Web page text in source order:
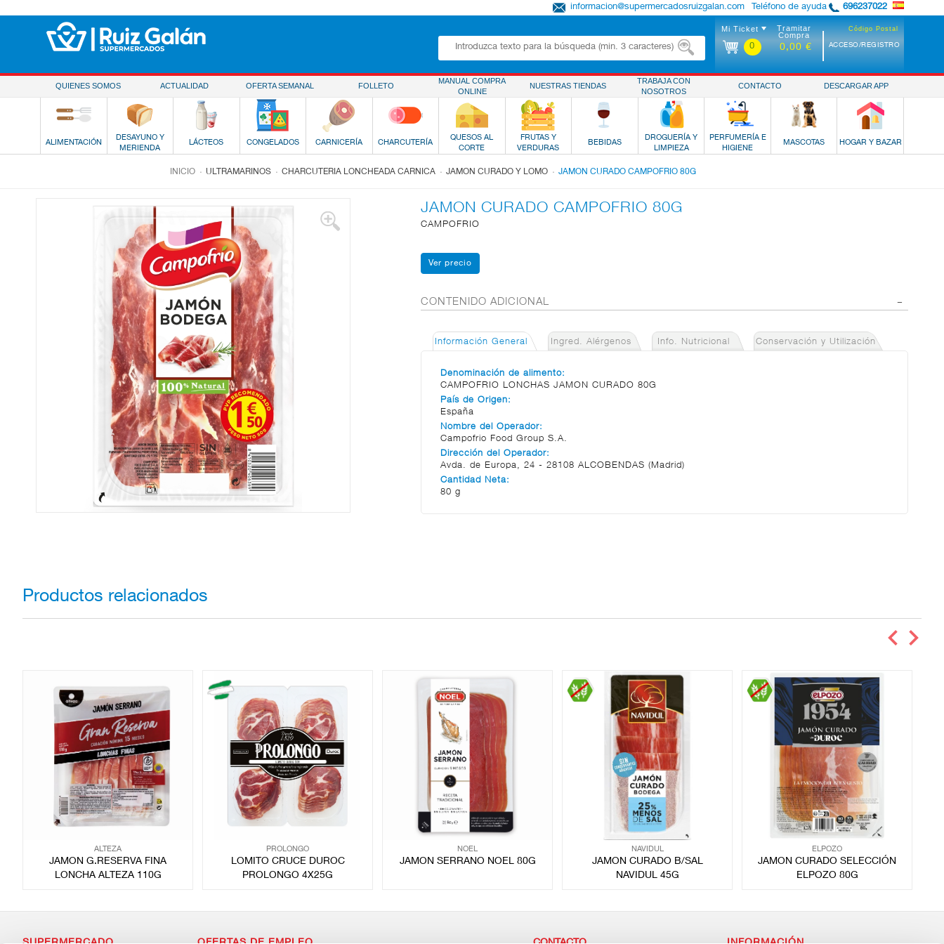
Teléfono de ayuda 696237022
informacion@supermercadosruizgalan.com
Código Postal
ACCESO/REGISTRO
Mi Ticket
0
Tramitar
Compra
0,00 €
QUIENES SOMOS ACTUALIDAD OFERTA SEMANAL FOLLETO
MANUAL COMPRA
ONLINE
NUESTRAS TIENDAS
TRABAJA CON
NOSOTROS
CONTACTO DESCARGAR APP
ALIMENTACIÓN
DESAYUNO Y
MERIENDA
LÁCTEOS CONGELADOS CARNICERÍA CHARCUTERÍA
QUESOS AL
CORTE
FRUTAS Y
VERDURAS
BEBIDAS
DROGUERÍA Y
LIMPIEZA
PERFUMERÍA E
HIGIENE
MASCOTAS HOGAR Y BAZAR
INICIO . ULTRAMARINOS . CHARCUTERIA LONCHEADA CARNICA . JAMON CURADO Y LOMO . JAMON CURADO CAMPOFRIO 80G
JAMON CURADO CAMPOFRIO 80G
CAMPOFRIO
CONTENIDO ADICIONAL
Información General Ingred. Alérgenos Info. Nutricional Conservación y Utilización
Denominación de alimento:
CAMPOFRIO LONCHAS JAMON CURADO 80G
País de Origen:
España
Nombre del Operador:
Campofrio Food Group S.A.
Dirección del Operador:
Avda. de Europa, 24 - 28108 ALCOBENDAS (Madrid)
Cantidad Neta:
80 g
Productos relacionados
ALTEZA
JAMON G.RESERVA FINA
LONCHA ALTEZA 110G
PROLONGO
LOMITO CRUCE DUROC
PROLONGO 4X25G
NOEL
JAMON SERRANO NOEL 80G
NAVIDUL
JAMON CURADO B/SAL
NAVIDUL 45G
ELPOZO
JAMON CURADO SELECCIÓN
ELPOZO 80G